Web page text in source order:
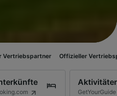
Offizieller Vertriebspartner
GetYourGuide